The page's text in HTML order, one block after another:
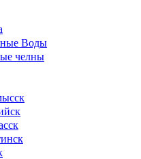
Воды
челны